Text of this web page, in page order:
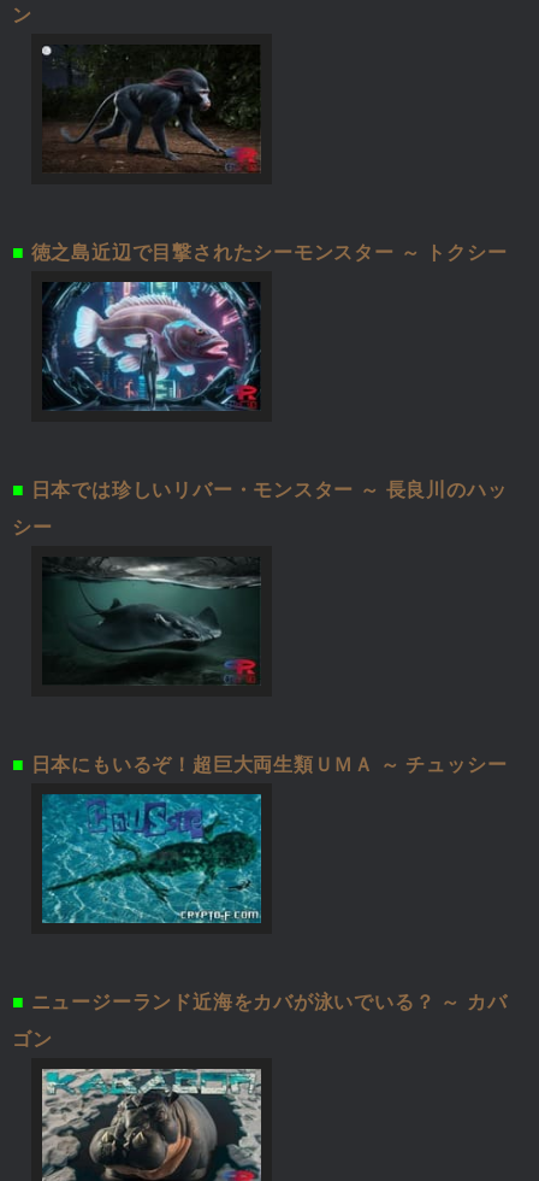
ン
■ 徳之島近辺で目撃されたシーモンスター ～ トクシー
■
日本では珍しいリバー・モンスター ～ 長良川のハッ
シー
■ 日本にもいるぞ！超巨大両生類ＵＭＡ ～ チュッシー
■ ニュージーランド近海をカバが泳いでいる？ ～ カバ
ゴン